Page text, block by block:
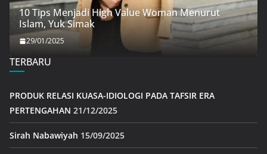
10 Tips Menjadi High Value Woman Menurut
Islam, Yuk Simak
29/01/2025
TERBARU
PRODUK RELASI KUASA-IDIOLOGI PADA TAFSIR ERA
PERTENGAHAN 21/12/2025
Sirah Nabawiyah 15/09/2025